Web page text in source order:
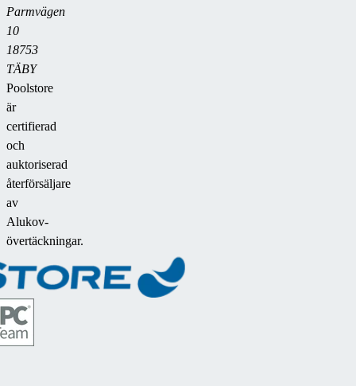
Parmvägen
10
18753
TÄBY
Poolstore
är
certifierad
och
auktoriserad
återförsäljare
av
Alukov-
övertäckningar.